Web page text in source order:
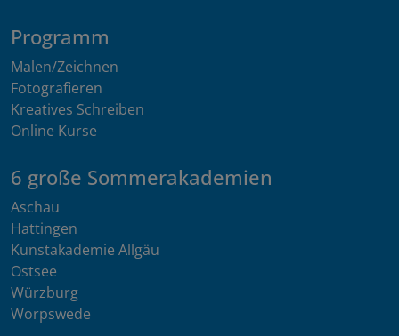
Programm
Malen/Zeichnen
Fotografieren
Kreatives Schreiben
Online Kurse
6 große Sommerakademien
Aschau
Hattingen
Kunstakademie Allgäu
Ostsee
Würzburg
Worpswede